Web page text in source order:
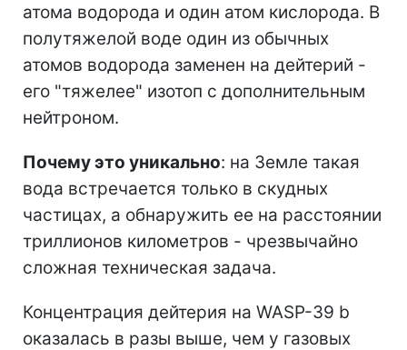
атома водорода и один атом кислорода. В
полутяжелой воде один из обычных
атомов водорода заменен на дейтерий -
его "тяжелее" изотоп с дополнительным
нейтроном.
Почему это уникально: на Земле такая
вода встречается только в скудных
частицах, а обнаружить ее на расстоянии
триллионов километров - чрезвычайно
сложная техническая задача.
Концентрация дейтерия на WASP-39 b
оказалась в разы выше, чем у газовых